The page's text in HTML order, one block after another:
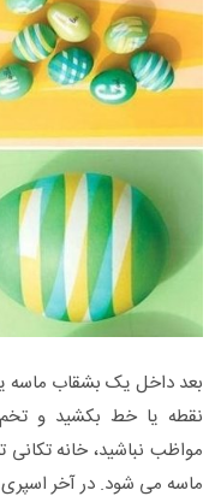
بعد داخل یک بشقاب ماسه
نقطه یا خط بکشید و
مواظب نباشید، خانه تکانی
ماسه می شود. در آخر